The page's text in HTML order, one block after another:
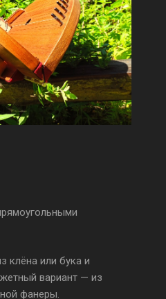
клёна или бука и
вариант — из
фанеры.